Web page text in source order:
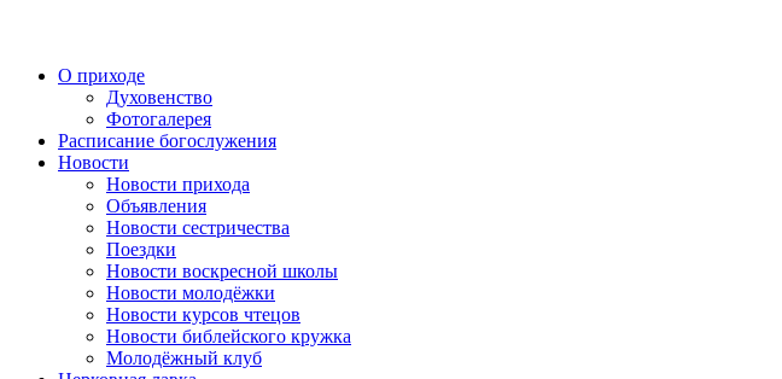
О приходе
Духовенство
Фотогалерея
Расписание богослужения
Новости
Новости прихода
Объявления
Новости сестричества
Поездки
Новости воскресной школы
Новости молодёжки
Новости курсов чтецов
Новости библейского кружка
Молодёжный клуб